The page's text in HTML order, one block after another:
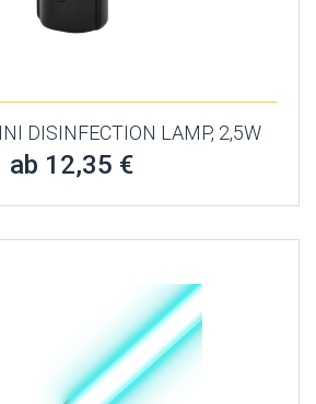
DISINFECTION LAMP, 2,5W
ab 12,35 €